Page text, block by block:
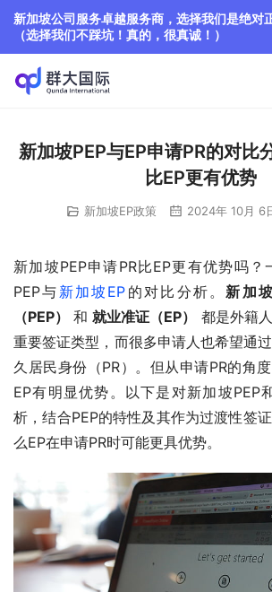
新加坡PEP与EP申请PR的对比
比EP更有优势
新加坡EP政策 2024年 10月 6
新加坡PEP申请PR比EP更有优势吗？
PEP与 新加坡EP 的对比分析。新加
（PEP）
和 就业准证（EP）
都是外籍
重要签证类型，而很多申请人也希望通
久居民身份（PR）。但从申请PR的角
EP有明显优势。以下是对新加坡PEP
析，结合PEP的特性及其作为过渡性签
么EP在申请PR时可能更具优势。
新加坡公司服务卓越服务商，选择我们是绝对
（选择我们不踩坑！真的，很真诚！）